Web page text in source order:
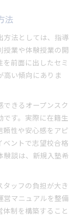
法
方法としては、指導
授業や体験授業の開
前面に出したセミ
高い傾向にありま
できるオープンスク
す。実際に在籍生
頼性や安心感をアピ
ベントで志望校合格
験談は、新規入塾希
ッフの負担が大き
営マニュアルを整備
体制を構築すること